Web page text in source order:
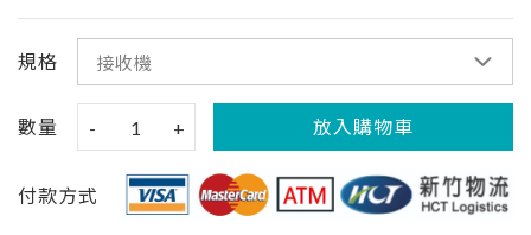
規格
數量 - 1 + 放入購物車
付款方式